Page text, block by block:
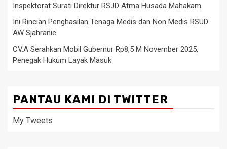
Inspektorat Surati Direktur RSJD Atma Husada Mahakam
Ini Rincian Penghasilan Tenaga Medis dan Non Medis RSUD
AW Sjahranie
CV.A Serahkan Mobil Gubernur Rp8,5 M November 2025,
Penegak Hukum Layak Masuk
PANTAU KAMI DI TWITTER
My Tweets